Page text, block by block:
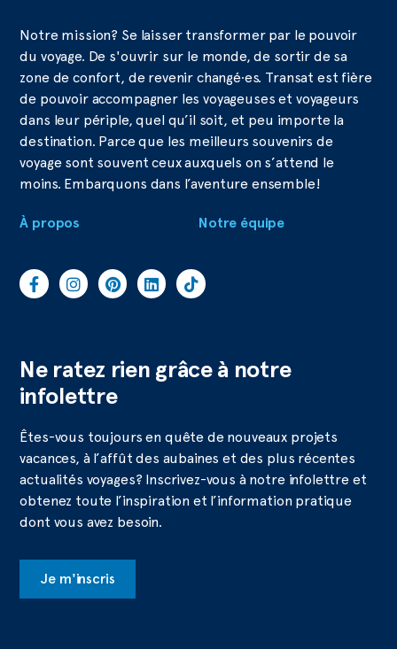
Notre mission? Se laisser transformer par le pouvoir
du voyage. De s'ouvrir sur le monde, de sortir de sa
zone de confort, de revenir changé·es. Transat est fière
de pouvoir accompagner les voyageuses et voyageurs
dans leur périple, quel qu’il soit, et peu importe la
destination. Parce que les meilleurs souvenirs de
voyage sont souvent ceux auxquels on s’attend le
moins. Embarquons dans l’aventure ensemble!
À propos Notre équipe
Ne ratez rien grâce à notre
infolettre
Êtes-vous toujours en quête de nouveaux projets
vacances, à l’affût des aubaines et des plus récentes
actualités voyages? Inscrivez-vous à notre infolettre et
obtenez toute l’inspiration et l’information pratique
dont vous avez besoin.
Je m'inscris